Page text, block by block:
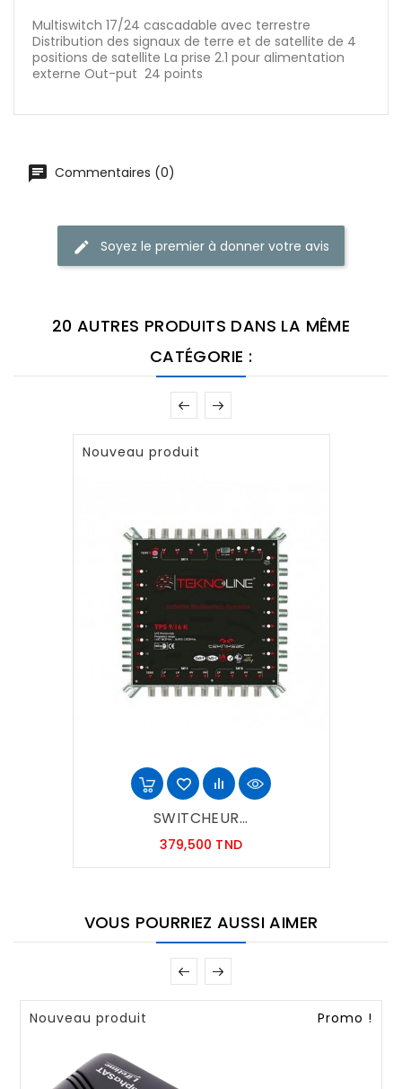
Multiswitch 17/24 cascadable avec terrestre
Distribution des signaux de terre et de satellite de 4
positions de satellite La prise 2.1 pour alimentation
externe Out-put 24 points
Commentaires (0)
Soyez le premier à donner votre avis
20 AUTRES PRODUITS DANS LA MÊME
CATÉGORIE :
Nouveau produit
SWITCHEUR...
379,500 TNDPrix
VOUS POURRIEZ AUSSI AIMER
Promo !
Nouveau produit